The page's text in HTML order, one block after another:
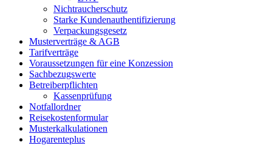
Nichtraucherschutz
Starke Kundenauthentifizierung
Verpackungsgesetz
Musterverträge & AGB
Tarifverträge
Voraussetzungen für eine Konzession
Sachbezugswerte
Betreiberpflichten
Kassenprüfung
Notfallordner
Reisekostenformular
Musterkalkulationen
Hogarenteplus